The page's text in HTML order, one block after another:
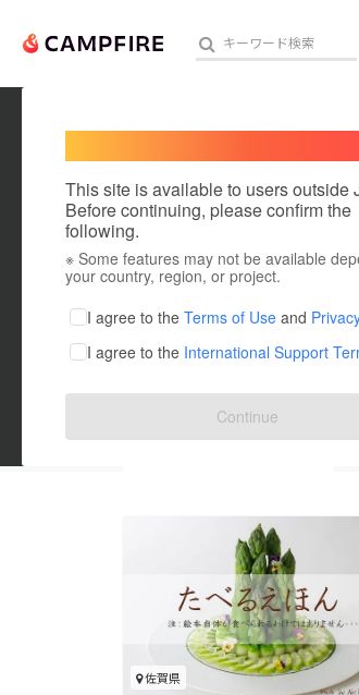
人気のプロジェク
アート・写真
テクノロジー・
映像・映画
ビジネス・起業
まちづくり・地
This site is available to users outside
Before continuing, please confirm the
following.
※ Some features may not be available
your country, region, or project.
I agree to the Terms of Use and
I agree to the International Support
Continue
佐賀県